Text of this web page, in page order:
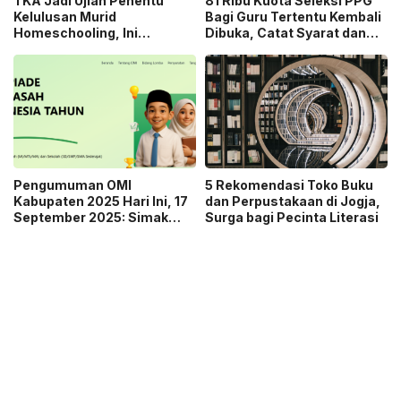
Kelulusan Murid
Homeschooling, Ini
Kemendikdasmen
Bagi Guru Tertentu Kembali
Dibuka, Catat Syarat dan
Pengumuman OMI
Kabupaten 2025 Hari Ini, 17
September 2025: Simak
5 Rekomendasi Toko Buku
dan Perpustakaan di Jogja,
Surga bagi Pecinta Literasi